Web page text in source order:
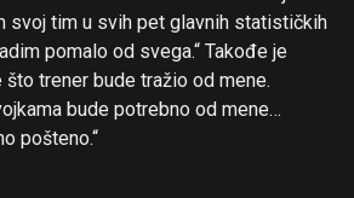
svoj tim u svih pet glavnih statističkih
pomalo od svega.“ Takođe je
što trener bude tražio od mene.
bude potrebno od mene…
pošteno.“